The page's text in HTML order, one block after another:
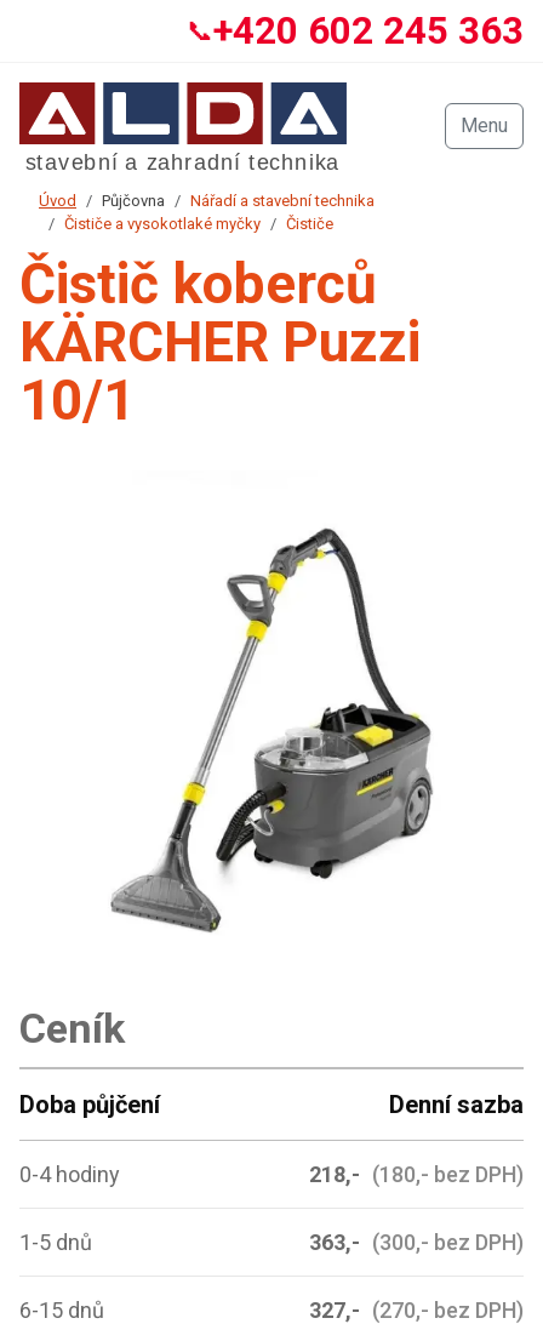
📞+420 602 245 363
Menu
Úvod Půjčovna
Nářadí a stavební technika
Čističe a vysokotlaké myčky
Čističe
Čistič koberců
KÄRCHER Puzzi
10/1
Ceník
Doba půjčení Denní sazba
0-4 hodiny 218,- (180,- bez DPH)
1-5 dnů 363,- (300,- bez DPH)
6-15 dnů 327,- (270,- bez DPH)